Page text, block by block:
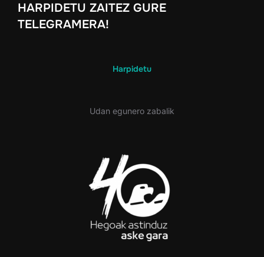
HARPIDETU ZAITEZ GURE
TELEGRAMERA!
Harpidetu
Udan egunero zabalik